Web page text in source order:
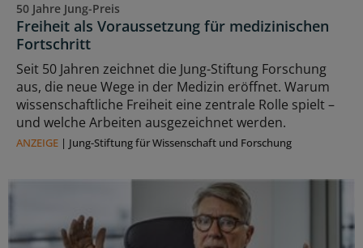
50 Jahre Jung-Preis
Freiheit als Voraussetzung für medizinischen
Fortschritt
Seit 50 Jahren zeichnet die Jung-Stiftung Forschung
aus, die neue Wege in der Medizin eröffnet. Warum
wissenschaftliche Freiheit eine zentrale Rolle spielt –
und welche Arbeiten ausgezeichnet werden.
ANZEIGE | Jung-Stiftung für Wissenschaft und Forschung